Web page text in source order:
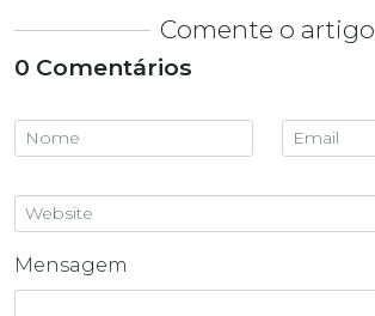
Comente o artigo
0 Comentários
Mensagem